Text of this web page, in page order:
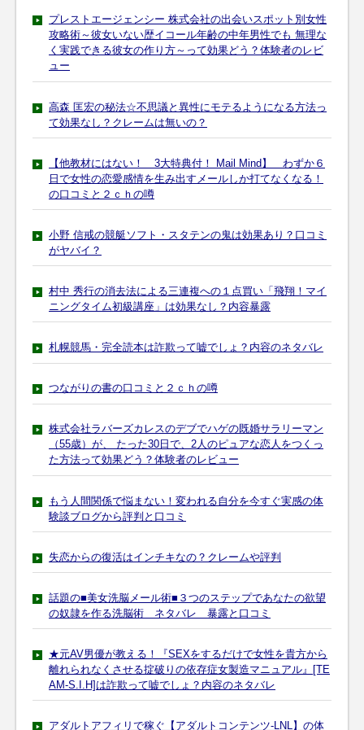
プレストエージェンシー 株式会社の出会いスポット別女性
攻略術～彼女いない歴イコール年齢の中年男性でも 無理な
く実践できる彼女の作り方～って効果どう？体験者のレビ
ュー
高森 匡宏の秘法☆不思議と異性にモテるようになる方法っ
て効果なし？クレームは無いの？
【他教材にはない！ 3大特典付！ Mail Mind】 わずか６
日で女性の恋愛感情を生み出すメールしか打てなくなる！
の口コミと２ｃｈの噂
小野 信戒の競艇ソフト・スタテンの鬼は効果あり？口コミ
がヤバイ？
村中 秀行の消去法による三連複への１点買い「飛翔！マイ
ニングタイム初級講座」は効果なし？内容暴露
札幌競馬・完全読本は詐欺って嘘でしょ？内容のネタバレ
つながりの書の口コミと２ｃｈの噂
株式会社ラバーズカレスのデブでハゲの既婚サラリーマン
（55歳）が、 たった30日で、2人のピュアな恋人をつくっ
た方法って効果どう？体験者のレビュー
もう人間関係で悩まない！変われる自分を今すぐ実感の体
験談ブログから評判と口コミ
失恋からの復活はインチキなの？クレームや評判
話題の■美女洗脳メール術■３つのステップであなたの欲望
の奴隷を作る洗脳術 ネタバレ 暴露と口コミ
★元AV男優が教える！『SEXをするだけで女性を貴方から
離れられなくさせる掟破りの依存症女製造マニュアル』[TE
AM-S.I.H]は詐欺って嘘でしょ？内容のネタバレ
アダルトアフィリで稼ぐ【アダルトコンテンツ‐LNL】の体